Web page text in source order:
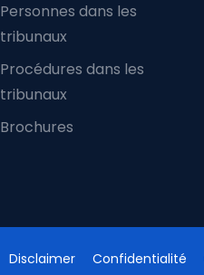
Personnes dans les
tribunaux
Procédures dans les
tribunaux
Brochures
Disclaimer Confidentialité